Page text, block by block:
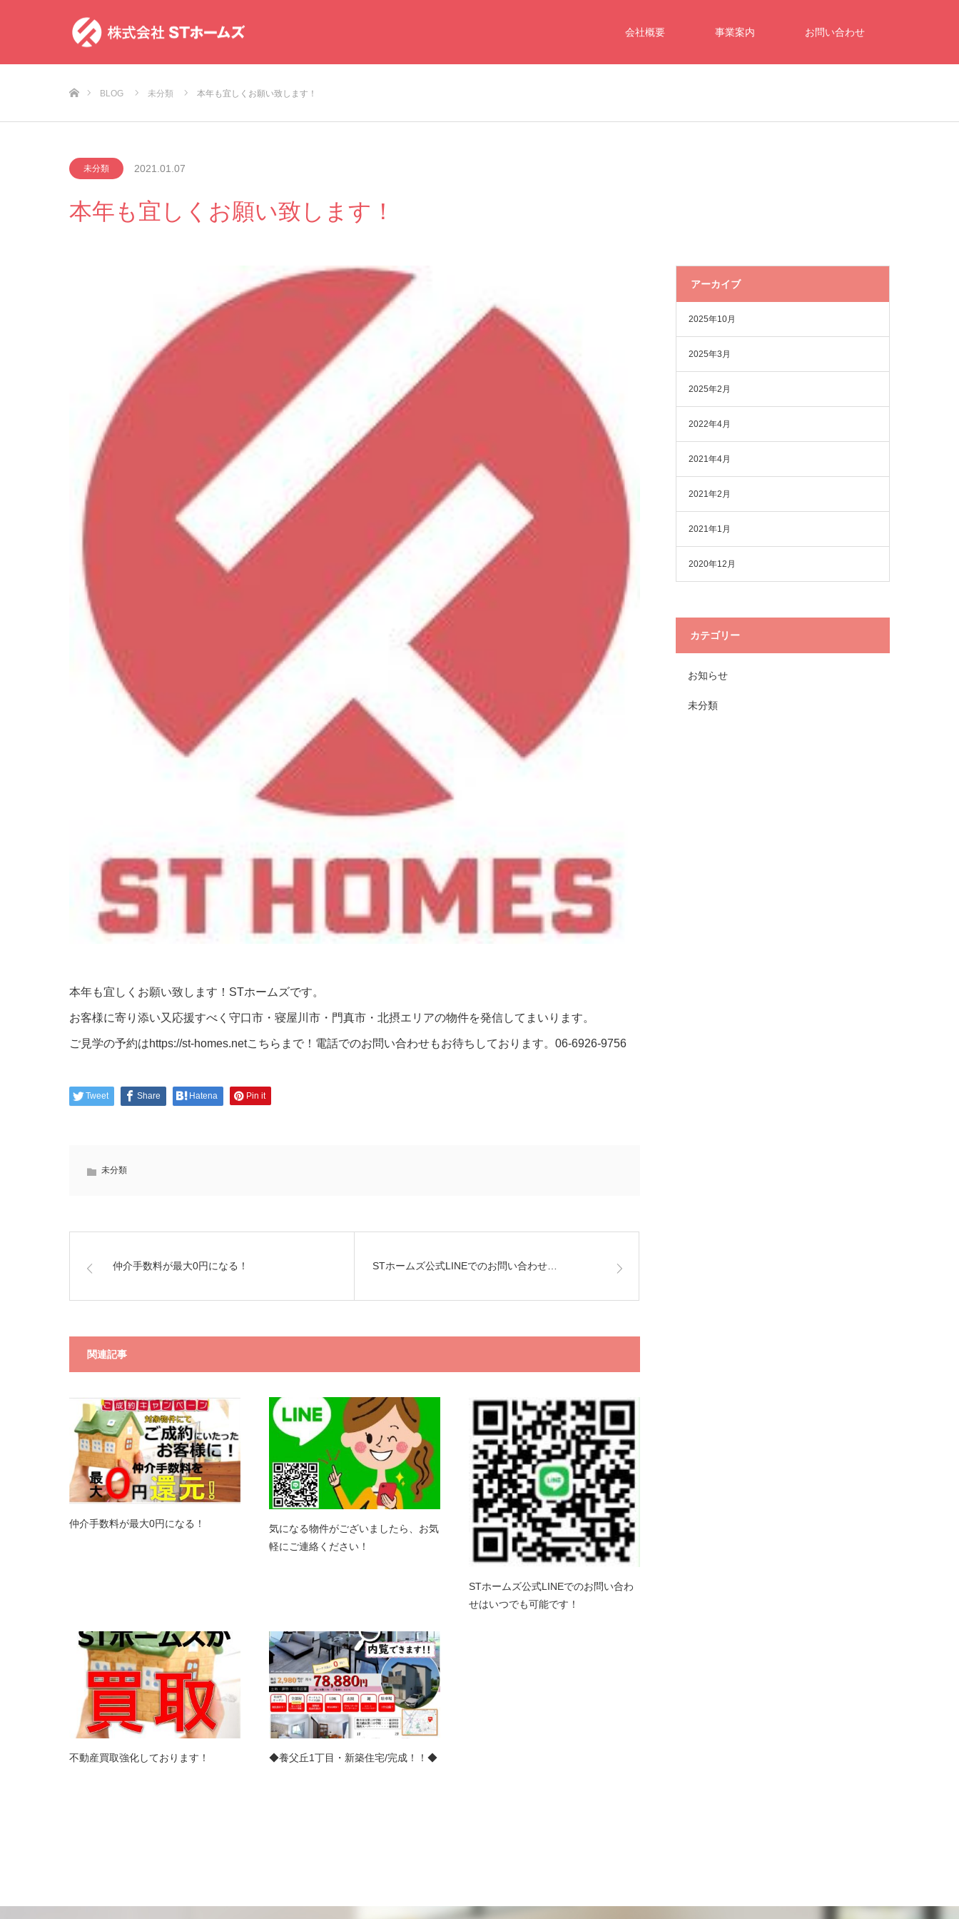
会社概要 事業案内 お問い合わせ
BLOG 未分類 本年も宜しくお願い致します！
未分類 2021.01.07
本年も宜しくお願い致します！
本年も宜しくお願い致します！STホームズです。
お客様に寄り添い又応援すべく守口市・寝屋川市・門真市・北摂エリアの物件を発信してまいります。
ご見学の予約はhttps://st-homes.netこちらまで！電話でのお問い合わせもお待ちしております。06-6926-9756
Tweet Share Hatena Pin it
未分類
仲介手数料が最大0円になる！ STホームズ公式LINEでのお問い合わせ…
関連記事
仲介手数料が最大0円になる！
気になる物件がございましたら、お気
軽にご連絡ください！
STホームズ公式LINEでのお問い合わ
せはいつでも可能です！
不動産買取強化しております！ ◆養父丘1丁目・新築住宅/完成！！◆
アーカイブ
2025年10月
2025年3月
2025年2月
2022年4月
2021年4月
2021年2月
2021年1月
2020年12月
カテゴリー
お知らせ
未分類